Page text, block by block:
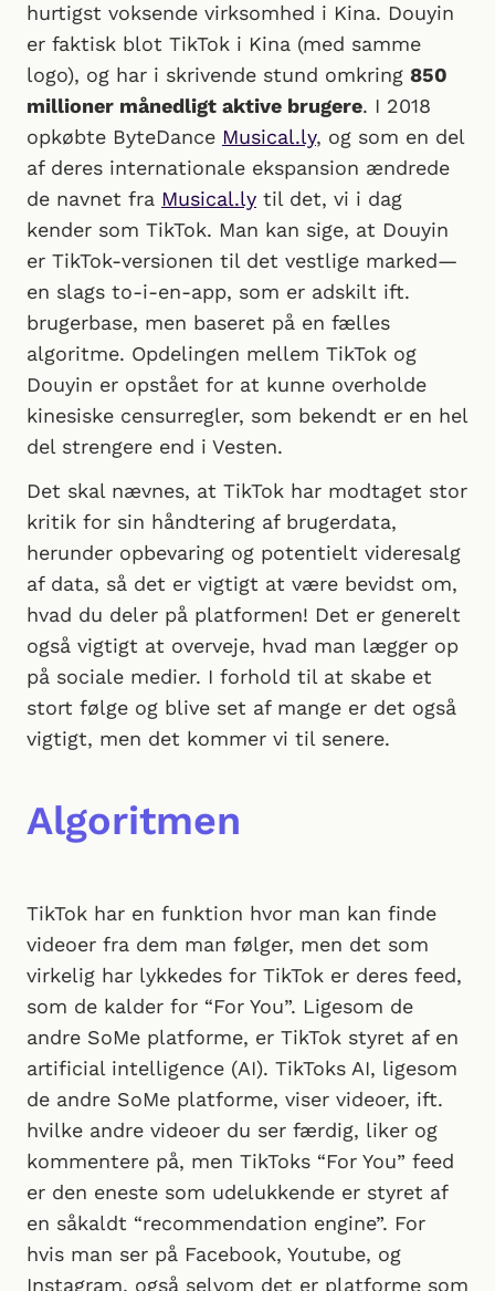
hurtigst voksende virksomhed i Kina. Douyin
er faktisk blot TikTok i Kina (med samme
logo), og har i skrivende stund omkring 850
millioner månedligt aktive brugere. I 2018
opkøbte ByteDance Musical.ly, og som en del
af deres internationale ekspansion ændrede
de navnet fra Musical.ly til det, vi i dag
kender som TikTok. Man kan sige, at Douyin
er TikTok-versionen til det vestlige marked—
en slags to-i-en-app, som er adskilt ift.
brugerbase, men baseret på en fælles
algoritme. Opdelingen mellem TikTok og
Douyin er opstået for at kunne overholde
kinesiske censurregler, som bekendt er en hel
del strengere end i Vesten.
Det skal nævnes, at TikTok har modtaget stor
kritik for sin håndtering af brugerdata,
herunder opbevaring og potentielt videresalg
af data, så det er vigtigt at være bevidst om,
hvad du deler på platformen! Det er generelt
også vigtigt at overveje, hvad man lægger op
på sociale medier. I forhold til at skabe et
stort følge og blive set af mange er det også
vigtigt, men det kommer vi til senere.
Algoritmen
TikTok har en funktion hvor man kan finde
videoer fra dem man følger, men det som
virkelig har lykkedes for TikTok er deres feed,
som de kalder for “For You”. Ligesom de
andre SoMe platforme, er TikTok styret af en
artificial intelligence (AI). TikToks AI, ligesom
de andre SoMe platforme, viser videoer, ift.
hvilke andre videoer du ser færdig, liker og
kommentere på, men TikToks “For You” feed
er den eneste som udelukkende er styret af
en såkaldt “recommendation engine”. For
hvis man ser på Facebook, Youtube, og
Instagram, også selvom det er platforme som